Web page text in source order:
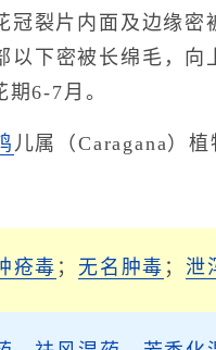
裂片内面及边缘
下密被长绵毛，
6-7月。
儿属（Caragana）植
疮毒 ； 无名肿毒 ；泄